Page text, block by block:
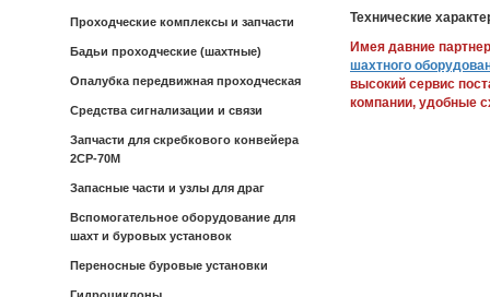
Проходческие комплексы и запчасти
Бадьи проходческие (шахтные)
Опалубка передвижная проходческая
Средства сигнализации и связи
Запчасти для скребкового конвейера
2СР-70М
Запасные части и узлы для драг
Вспомогательное оборудование для
шахт и буровых установок
Переносные буровые установки
Технические
Имея давние
шахтного
высокий сервис
компании, удобные